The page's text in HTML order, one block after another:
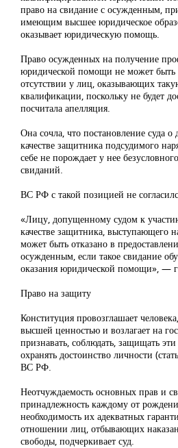
право на свидание с осужденным,
имеющим высшее юридическое
оказывает юридическую помощь.
Право осужденных на получение
юридической помощи не может быть
отсутствии у лиц, оказывающих
квалификации, поскольку не будет
посчитала апелляция.
Она сочла, что постановление суда
качестве защитника подсудимого
себе не порождает у нее
свиданий.
ВС РФ с такой позицией не
«Лицу, допущенному судом к
качестве защитника, выступающего
может быть отказано в
осужденным, если такое свидание
оказания юридической помощи», —
Право на защиту
Конституция провозглашает
высшей ценностью и возлагает на
признавать, соблюдать, защищать
охранять достоинство личности
ВС РФ.
Неотчуждаемость основных прав и
принадлежность каждому от
необходимость их адекватных
отношении лиц, отбывающих
свободы, подчеркивает суд.